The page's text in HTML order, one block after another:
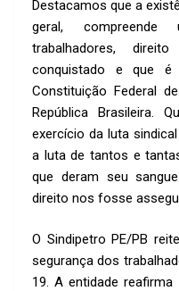
Destacamos que a
geral,
trabalhadores,
conquistado e que
Constituição Federal
República Brasileira.
exercício da luta
a luta de tantos e
que deram seu
direito nos fosse
O Sindipetro PE/PB
segurança dos
19. A entidade